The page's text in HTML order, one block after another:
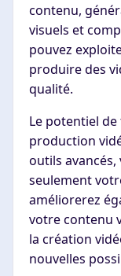
contenu,
visuels et
pouvez
produire des
qualité.
Le potentiel
production
outils
seulement
améliorerez
votre contenu
la création
nouvelles